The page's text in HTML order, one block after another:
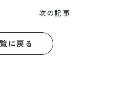
次の記事
に戻る